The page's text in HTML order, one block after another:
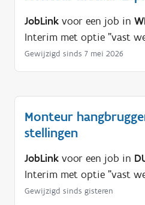
JobLink voor een job in
Interim met optie "vast
Gewijzigd sinds 7 mei 2026
Monteur
stellingen
JobLink voor een job in
Interim met optie "vast
Gewijzigd sinds gisteren